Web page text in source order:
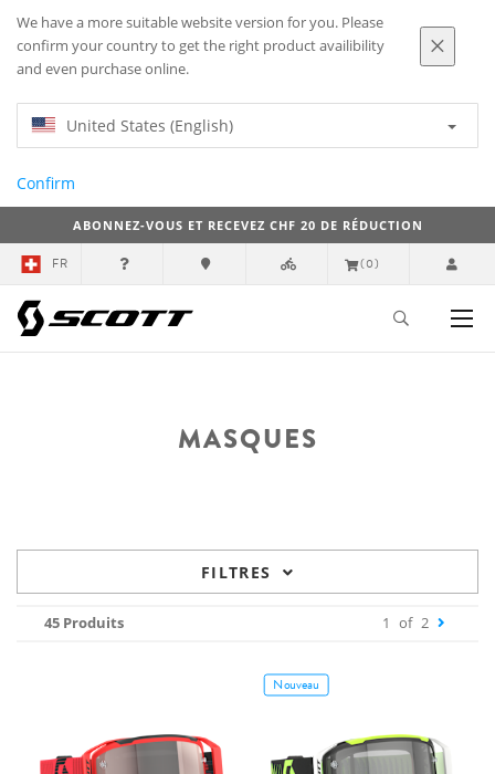
We have a more suitable website version for you. Please
confirm your country to get the right product availibility
and even purchase online.
United States (English)
Confirm
ABONNEZ-VOUS ET RECEVEZ CHF 20 DE RÉDUCTION
FR (0)
MASQUES
FILTRES
45 Produits 1 of 2
Nouveau